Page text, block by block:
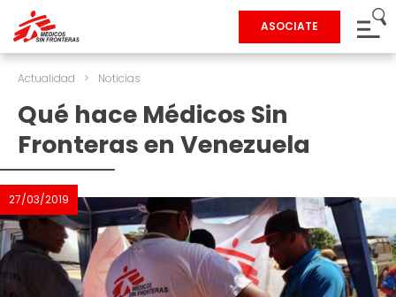
ASOCIATE
Actualidad > Noticias
Qué hace Médicos Sin
Fronteras en Venezuela
27/03/2019